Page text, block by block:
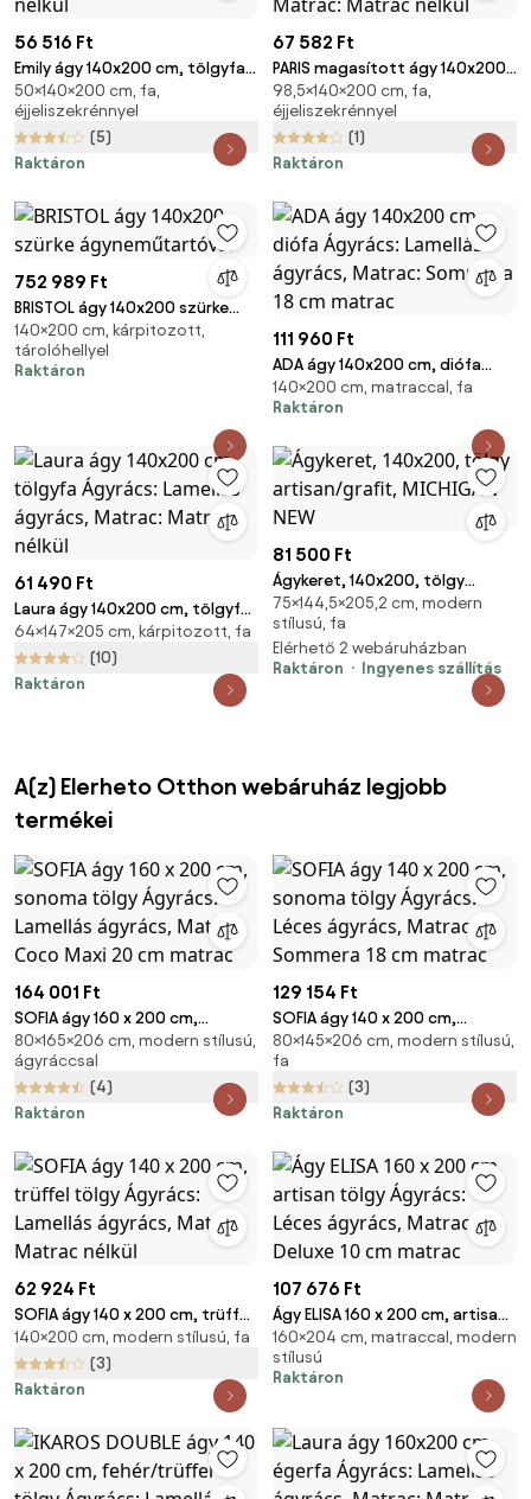
56 516 Ft
Emily ágy 140x200 cm, tölgyfa
Ágyrács: Léces ágyrács,
Matrac: Matrac nélkül
50×140×200 cm, fa,
éjjeliszekrénnyel
(5)
Raktáron
67 582 Ft
PARIS magasított ágy 140x200
cm, égerfa Ágyrács: Lamellás
ágyrács, Matrac: Matrac nélkül
98,5×140×200 cm, fa,
éjjeliszekrénnyel
(1)
Raktáron
752 989 Ft
BRISTOL ágy 140x200 szürke
ágyneműtartóval
140×200 cm, kárpitozott,
tárolóhellyel
Raktáron
111 960 Ft
ADA ágy 140x200 cm, diófa
Ágyrács: Lamellás ágyrács,
Matrac: Sommera 18 cm matrac
140×200 cm, matraccal, fa
Raktáron
61 490 Ft
Laura ágy 140x200 cm, tölgyfa
Ágyrács: Lamellás ágyrács,
Matrac: Matrac nélkül
64×147×205 cm, kárpitozott, fa
(10)
Raktáron
81 500 Ft
Ágykeret, 140x200, tölgy
artisan/grafit, MICHIGAN NEW
75×144,5×205,2 cm, modern
stílusú, fa
Elérhető 2 webáruházban
Raktáron
Ingyenes szállítás
A(z) Elerheto Otthon webáruház legjobb
termékei
164 001 Ft
SOFIA ágy 160 x 200 cm,
sonoma tölgy Ágyrács:
Lamellás ágyrács, Matrac:
Coco Maxi 20 cm matrac
80×165×206 cm, modern stílusú,
ágyráccsal
(4)
Raktáron
129 154 Ft
SOFIA ágy 140 x 200 cm,
sonoma tölgy Ágyrács: Léces
ágyrács, Matrac: Sommera 18
cm matrac
80×145×206 cm, modern stílusú,
fa
(3)
Raktáron
62 924 Ft
SOFIA ágy 140 x 200 cm, trüffel
tölgy Ágyrács: Lamellás
ágyrács, Matrac: Matrac nélkül
140×200 cm, modern stílusú, fa
(3)
Raktáron
107 676 Ft
Ágy ELISA 160 x 200 cm, artisan
tölgy Ágyrács: Léces ágyrács,
Matrac: Deluxe 10 cm matrac
160×204 cm, matraccal, modern
stílusú
Raktáron